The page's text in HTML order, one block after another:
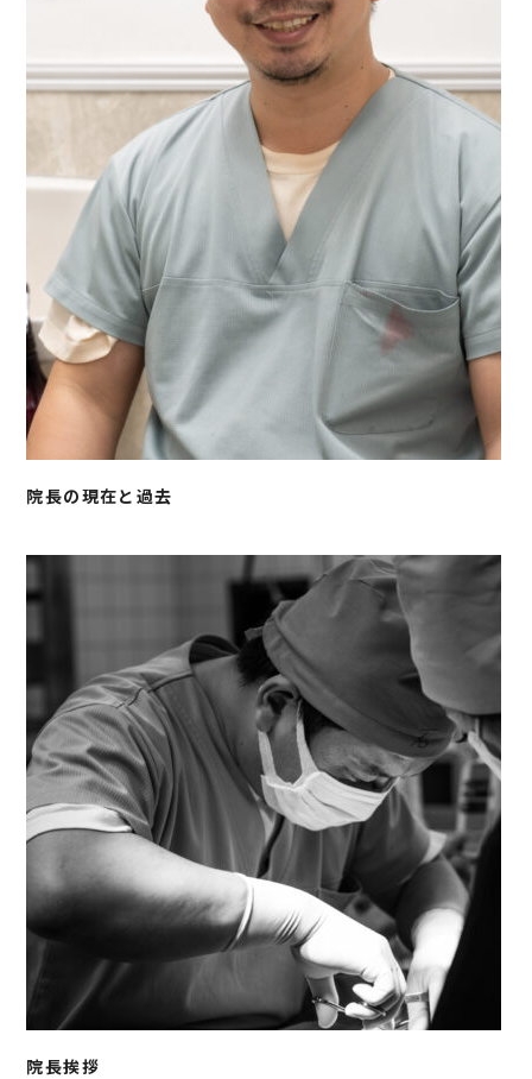
院長の現在と過去
院長挨拶